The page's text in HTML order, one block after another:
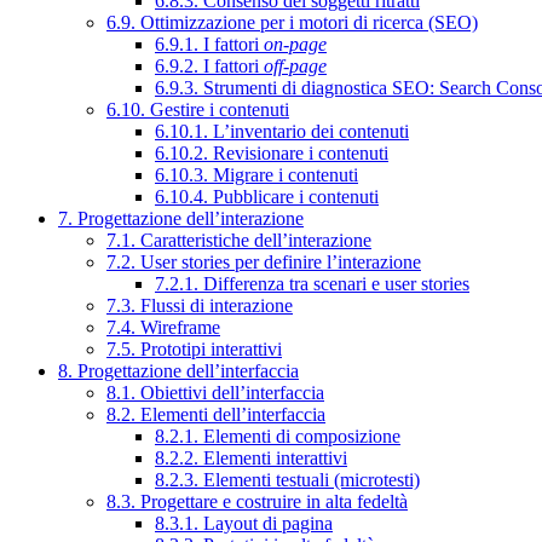
6.9. Ottimizzazione per i motori di ricerca (SEO)
6.9.1. I fattori on-page
6.9.2. I fattori off-page
6.9.3. Strumenti di diagnostica SEO: Search
6.10. Gestire i contenuti
6.10.1. L’inventario dei contenuti
6.10.2. Revisionare i contenuti
6.10.3. Migrare i contenuti
6.10.4. Pubblicare i contenuti
7. Progettazione dell’interazione
7.1. Caratteristiche dell’interazione
7.2. User stories per definire l’interazione
7.2.1. Differenza tra scenari e user stories
7.3. Flussi di interazione
7.4. Wireframe
7.5. Prototipi interattivi
8. Progettazione dell’interfaccia
8.1. Obiettivi dell’interfaccia
8.2. Elementi dell’interfaccia
8.2.1. Elementi di composizione
8.2.2. Elementi interattivi
8.2.3. Elementi testuali (microtesti)
8.3. Progettare e costruire in alta fedeltà
8.3.1. Layout di pagina